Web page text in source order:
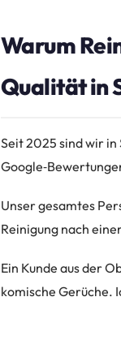
Warum
Qualität in
Seit 2025 sind wir
Unser gesamtes
Reinigung nach
Ein Kunde aus der
komische Gerüche.